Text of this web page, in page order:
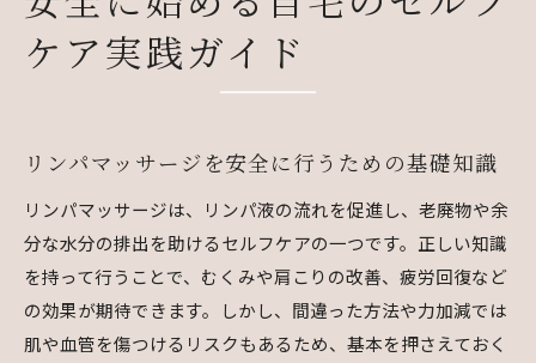
ケア実践ガイド
リンパマッサージを安全に行うための基礎知識
リンパマッサージは、リンパ液の流れを促進し、老廃物や余
分な水分の排出を助けるセルフケアの一つです。正しい知識
を持って行うことで、むくみや肩こりの改善、疲労回復など
の効果が期待できます。しかし、間違った方法や力加減では
肌や血管を傷つけるリスクもあるため、基本を押さえておく